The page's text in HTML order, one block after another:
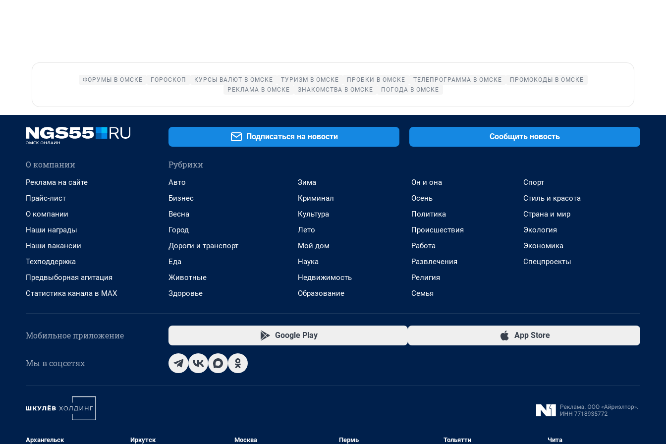
ФОРУМЫ В ОМСКЕ ГОРОСКОП КУРСЫ ВАЛЮТ В ОМСКЕ ТУРИЗМ В ОМСКЕ ПРОБКИ В ОМСКЕ ТЕЛЕПРОГРАММА В ОМСКЕ
ПРОМОКОДЫ В ОМСКЕ
РЕКЛАМА В ОМСКЕ
ЗНАКОМСТВА В ОМСКЕ ПОГОДА В ОМСКЕ
Подписаться на новости Сообщить новость
О компании
Реклама на сайте
Прайс-лист
О компании
Наши награды
Наши вакансии
Техподдержка
Предвыборная агитация
Статистика канала в MAX
Рубрики
Авто
Бизнес
Весна
Город
Дороги и транспорт
Еда
Животные
Здоровье
Зима
Криминал
Культура
Лето
Мой дом
Наука
Недвижимость
Образование
Он и она
Осень
Политика
Происшествия
Работа
Развлечения
Религия
Семья
Спорт
Стиль и красота
Страна и мир
Экология
Экономика
Спецпроекты
Мобильное приложение Google Play App Store
Мы в соцсетях
Архангельск Иркутск Москва Пермь Тольятти Чита